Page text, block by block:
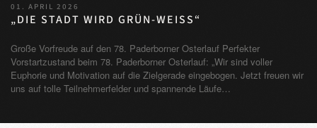
01. APRIL 2026
„DIE STADT WIRD GRÜN-WEISS“
Große Vorfreude auf den 78. Paderborner Osterlauf Perfekter
Vorstartzustand beim 78. Paderborner Osterlauf: „Wir sind voller
Euphorie und Motivation auf die Zielgerade eingebogen. Jetzt freuen wir
uns auf tolle Teilnehmerfelder und spannende Läufe…